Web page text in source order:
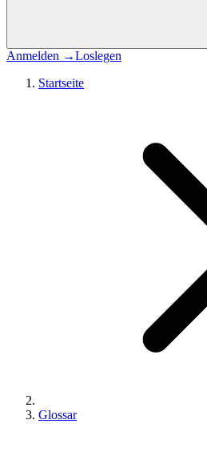
Anmelden →Loslegen
Startseite
Glossar